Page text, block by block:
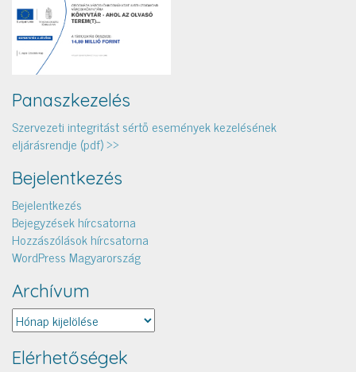
Panaszkezelés
Szervezeti integritást sértő események kezelésének
eljárásrendje (pdf) >>
Bejelentkezés
Bejelentkezés
Bejegyzések hírcsatorna
Hozzászólások hírcsatorna
WordPress Magyarország
Archívum
Archívum
Elérhetőségek